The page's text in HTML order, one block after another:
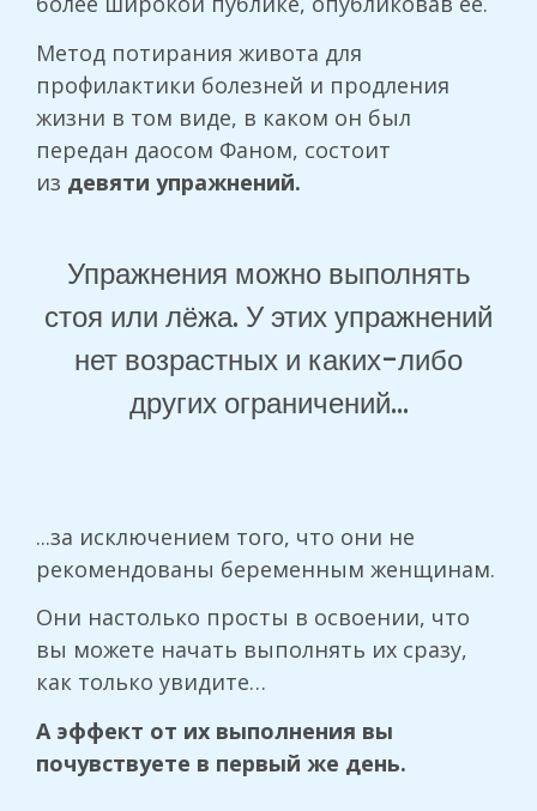
Метод потирания живота для
профилактики болезней и продления
жизни в том виде, в каком он был
передан даосом Фаном, состоит
из девяти упражнений.
Упражнения можно выполнять
стоя или лёжа. У этих упражнений
нет возрастных и каких-либо
других ограничений...
...за исключением того, что они не
рекомендованы беременным женщинам.
Они настолько просты в освоении, что
вы можете начать выполнять их сразу,
как только увидите…
А эффект от их выполнения вы
почувствуете в первый же день.